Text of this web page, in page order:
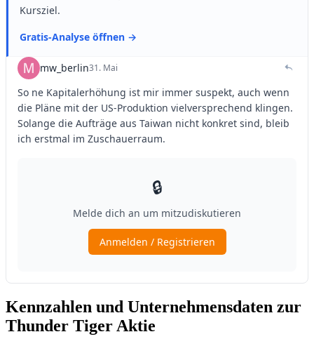
Kennzahlen und Unternehmensdaten zur
Thunder Tiger Aktie